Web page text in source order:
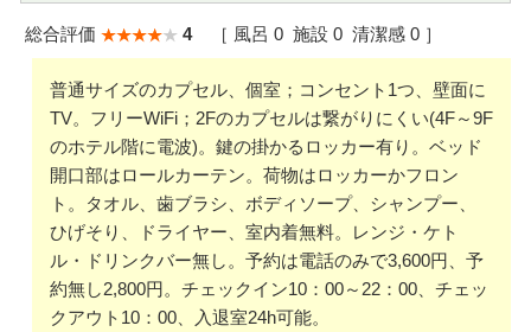
総合評価 4［ 風呂 0 施設 0 清潔感 0 ］
普通サイズのカプセル、個室；コンセント1つ、壁面に
TV。フリーWiFi；2Fのカプセルは繋がりにくい(4F～9F
のホテル階に電波)。鍵の掛かるロッカー有り。ベッド
開口部はロールカーテン。荷物はロッカーかフロン
ト。タオル、歯ブラシ、ボディソープ、シャンプー、
ひげそり、ドライヤー、室内着無料。レンジ・ケト
ル・ドリンクバー無し。予約は電話のみで3,600円、予
約無し2,800円。チェックイン10：00～22：00、チェッ
クアウト10：00、入退室24h可能。